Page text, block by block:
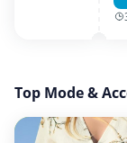
Top Mode &